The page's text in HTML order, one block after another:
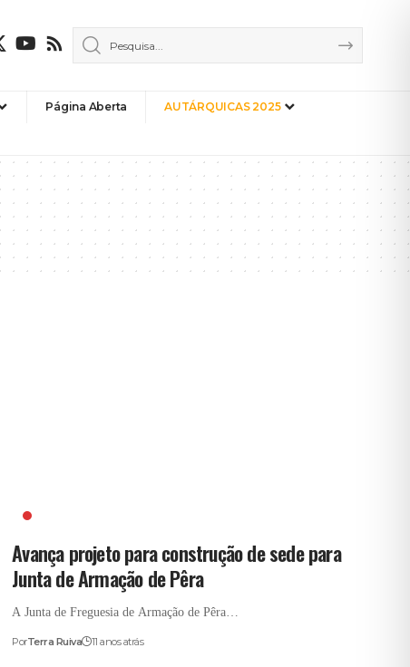
Página Aberta AUTÁRQUICAS 2025
Avança projeto para construção de sede para
Junta de Armação de Pêra
A Junta de Freguesia de Armação de Pêra…
PorTerra Ruiva 11 anos atrás